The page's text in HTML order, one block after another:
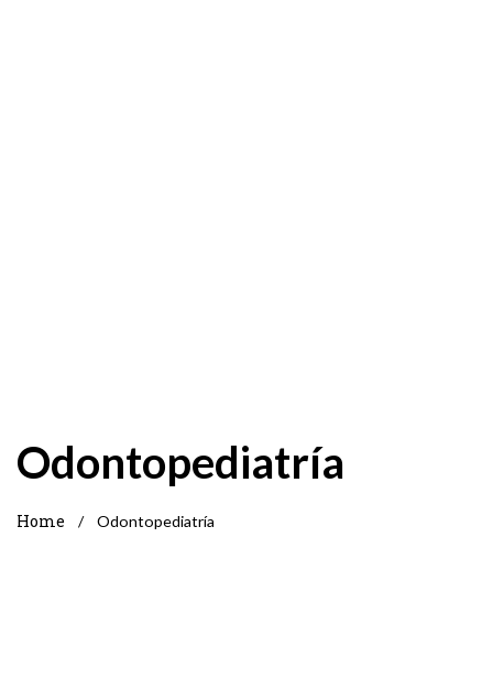
Odontopediatría
Home / Odontopediatría